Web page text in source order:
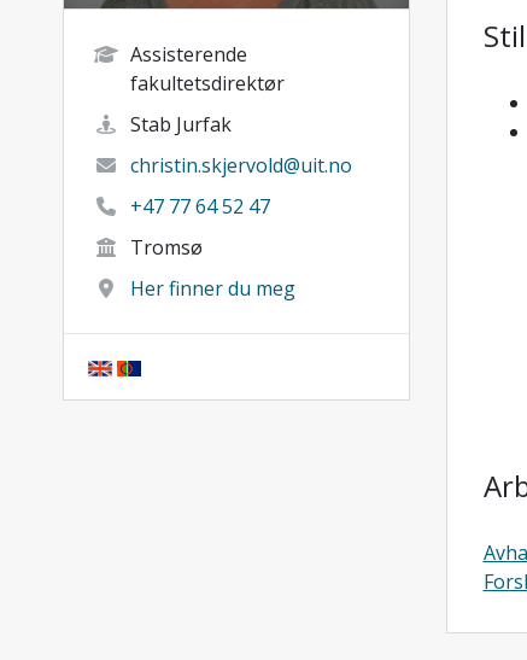
Assisterende
fakultetsdirektør
Stab Jurfak
christin.skjervold@uit.no
+47 77 64 52 47
Tromsø
Her finner du meg